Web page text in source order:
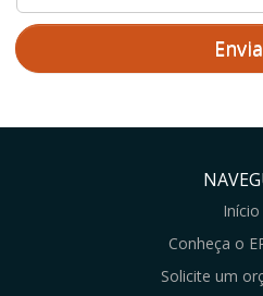
Início
Conheça o
Solicite um